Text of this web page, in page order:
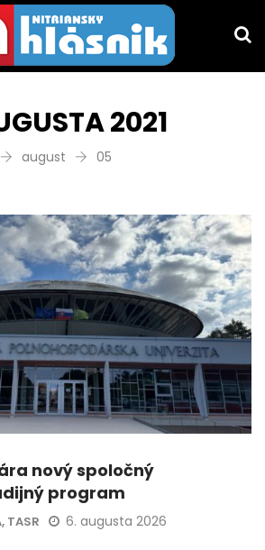
2021
august 05
nový spoločný
program
TASR 6. augusta 2026